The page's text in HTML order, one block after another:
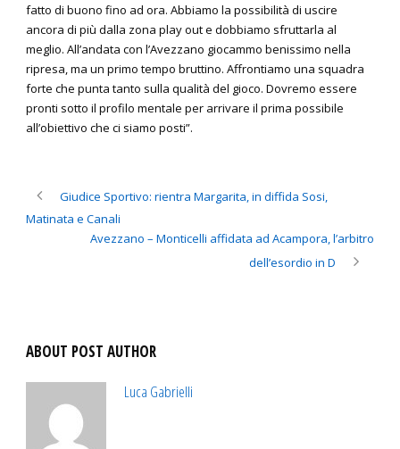
fatto di buono fino ad ora. Abbiamo la possibilità di uscire
ancora di più dalla zona play out e dobbiamo sfruttarla al
meglio. All’andata con l’Avezzano giocammo benissimo nella
ripresa, ma un primo tempo bruttino. Affrontiamo una squadra
forte che punta tanto sulla qualità del gioco. Dovremo essere
pronti sotto il profilo mentale per arrivare il prima possibile
all’obiettivo che ci siamo posti”.
Giudice Sportivo: rientra Margarita, in diffida Sosi,
Matinata e Canali
Avezzano – Monticelli affidata ad Acampora, l’arbitro
dell’esordio in D
ABOUT POST AUTHOR
Luca Gabrielli